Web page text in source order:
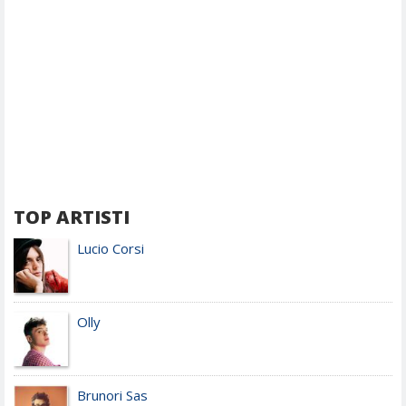
TOP ARTISTI
Lucio Corsi
Olly
Brunori Sas